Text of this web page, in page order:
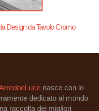
Design da Tavolo Cromo
nasce con lo
dedicato al mondo
raccolta dei migliori